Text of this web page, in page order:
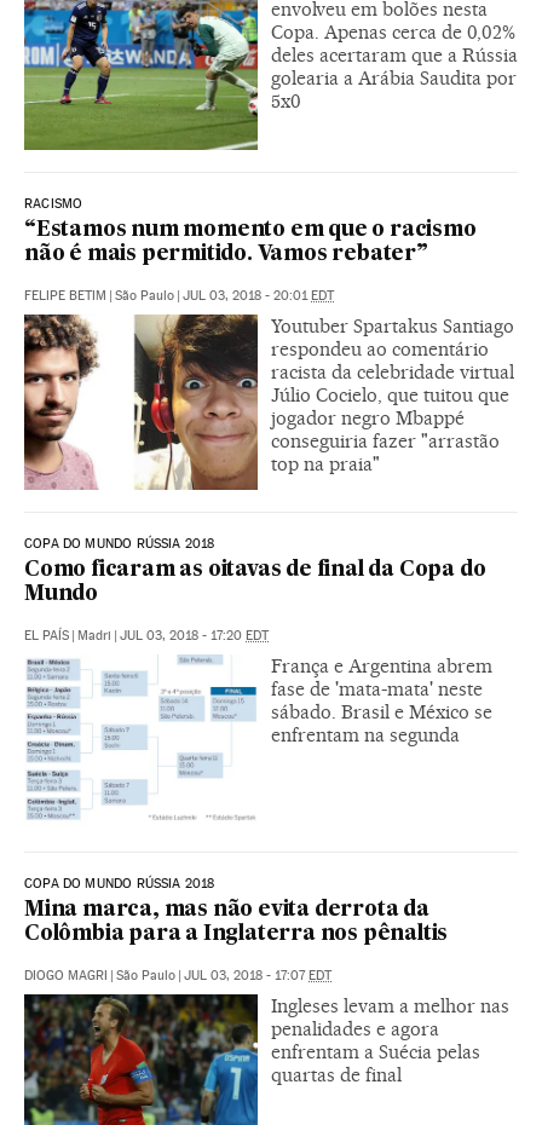
envolveu em bolões nesta
Copa. Apenas cerca de 0,02%
deles acertaram que a Rússia
golearia a Arábia Saudita por
5x0
RACISMO
“Estamos num momento em que o racismo
não é mais permitido. Vamos rebater”
FELIPE BETIM | São Paulo | JUL 03, 2018 - 20:01EDT
Youtuber Spartakus Santiago
respondeu ao comentário
racista da celebridade virtual
Júlio Cocielo, que tuitou que
jogador negro Mbappé
conseguiria fazer "arrastão
top na praia"
COPA DO MUNDO RÚSSIA 2018
Como ficaram as oitavas de final da Copa do
Mundo
EL PAÍS | Madri | JUL 03, 2018 - 17:20 EDT
França e Argentina abrem
fase de 'mata-mata' neste
sábado. Brasil e México se
enfrentam na segunda
COPA DO MUNDO RÚSSIA 2018
Mina marca, mas não evita derrota da
Colômbia para a Inglaterra nos pênaltis
DIOGO MAGRI | São Paulo | JUL 03, 2018 - 17:07EDT
Ingleses levam a melhor nas
penalidades e agora
enfrentam a Suécia pelas
quartas de final